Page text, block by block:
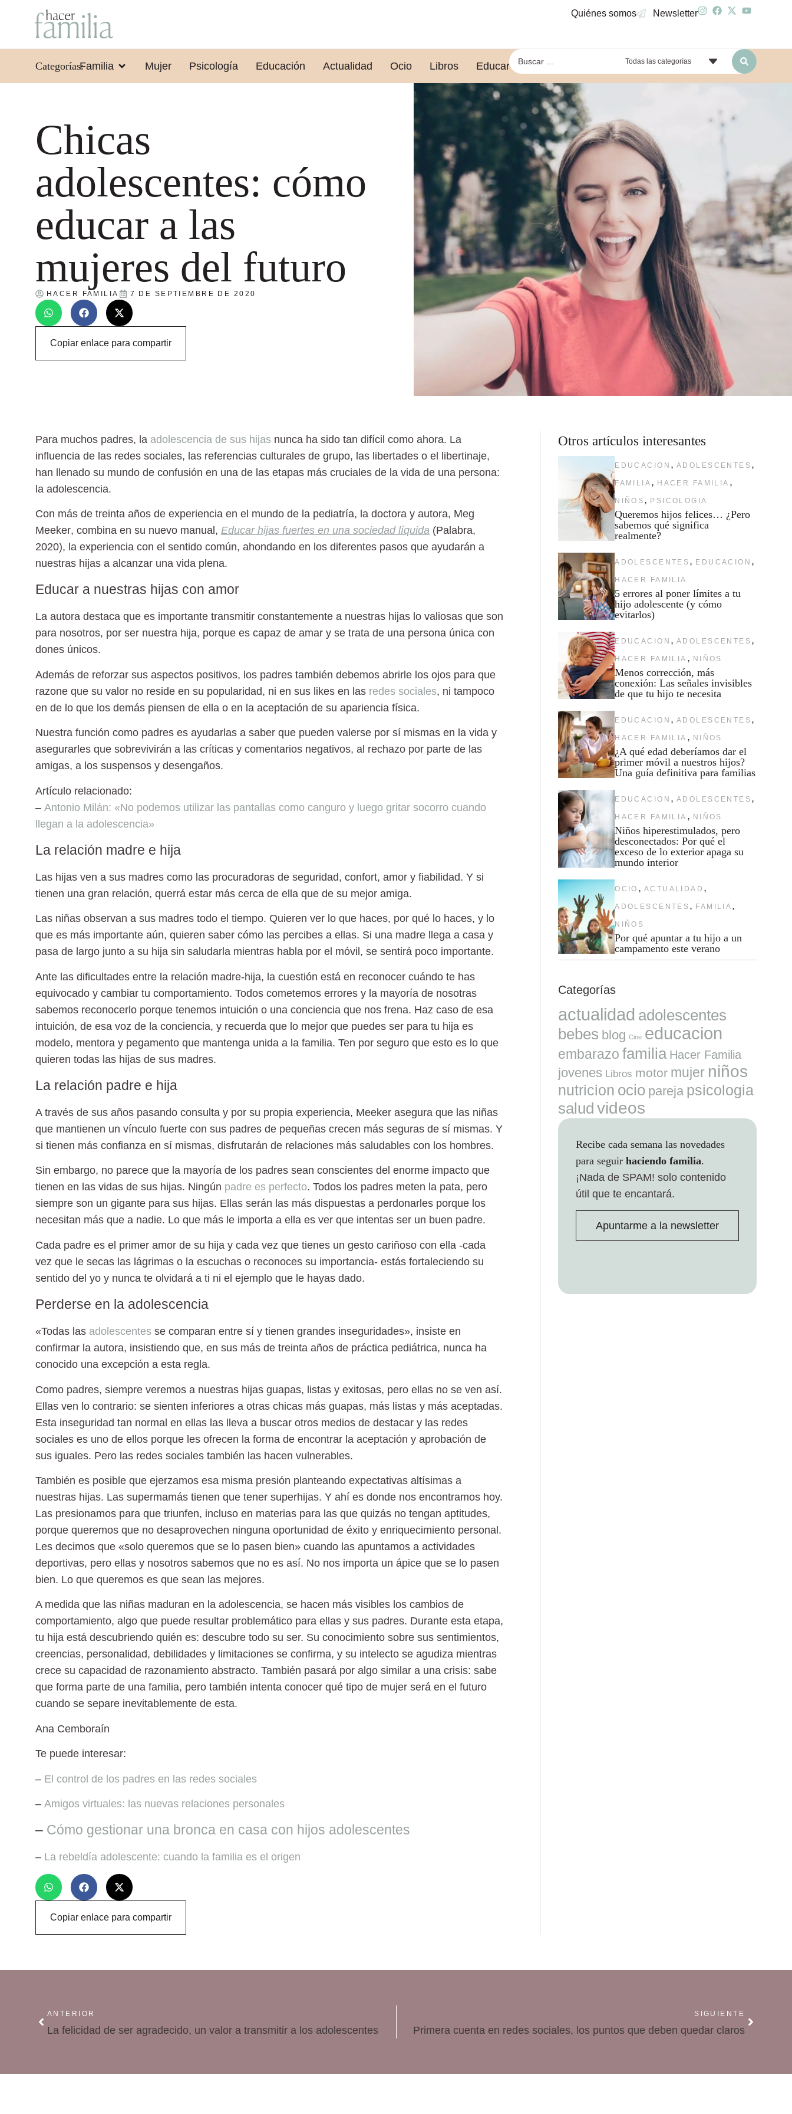
Quiénes somos Newsletter
Categorías:Familia Mujer Psicología Educación Actualidad Ocio Libros Educar leyendo Todas las categorías
Chicas
adolescentes: cómo
educar a las
mujeres del futuro
HACER FAMILIA 7 DE SEPTIEMBRE DE 2020
Copiar enlace para compartir
Para muchos padres, la adolescencia de sus hijas nunca ha sido tan difícil como ahora. La
influencia de las redes sociales, las referencias culturales de grupo, las libertades o el libertinaje,
han llenado su mundo de confusión en una de las etapas más cruciales de la vida de una persona:
la adolescencia.
Con más de treinta años de experiencia en el mundo de la pediatría, la doctora y autora, Meg
Meeker, combina en su nuevo manual, Educar hijas fuertes en una sociedad líquida (Palabra,
2020), la experiencia con el sentido común, ahondando en los diferentes pasos que ayudarán a
nuestras hijas a alcanzar una vida plena.
Educar a nuestras hijas con amor
La autora destaca que es importante transmitir constantemente a nuestras hijas lo valiosas que son
para nosotros, por ser nuestra hija, porque es capaz de amar y se trata de una persona única con
dones únicos.
Además de reforzar sus aspectos positivos, los padres también debemos abrirle los ojos para que
razone que su valor no reside en su popularidad, ni en sus likes en las redes sociales, ni tampoco
en de lo que los demás piensen de ella o en la aceptación de su apariencia física.
Nuestra función como padres es ayudarlas a saber que pueden valerse por sí mismas en la vida y
asegurarles que sobrevivirán a las críticas y comentarios negativos, al rechazo por parte de las
amigas, a los suspensos y desengaños.
Artículo relacionado:
– Antonio Milán: «No podemos utilizar las pantallas como canguro y luego gritar socorro cuando
llegan a la adolescencia»
La relación madre e hija
Las hijas ven a sus madres como las procuradoras de seguridad, confort, amor y fiabilidad. Y si
tienen una gran relación, querrá estar más cerca de ella que de su mejor amiga.
Las niñas observan a sus madres todo el tiempo. Quieren ver lo que haces, por qué lo haces, y lo
que es más importante aún, quieren saber cómo las percibes a ellas. Si una madre llega a casa y
pasa de largo junto a su hija sin saludarla mientras habla por el móvil, se sentirá poco importante.
Ante las dificultades entre la relación madre-hija, la cuestión está en reconocer cuándo te has
equivocado y cambiar tu comportamiento. Todos cometemos errores y la mayoría de nosotras
sabemos reconocerlo porque tenemos intuición o una conciencia que nos frena. Haz caso de esa
intuición, de esa voz de la conciencia, y recuerda que lo mejor que puedes ser para tu hija es
modelo, mentora y pegamento que mantenga unida a la familia. Ten por seguro que esto es lo que
quieren todas las hijas de sus madres.
La relación padre e hija
A través de sus años pasando consulta y por su propia experiencia, Meeker asegura que las niñas
que mantienen un vínculo fuerte con sus padres de pequeñas crecen más seguras de sí mismas. Y
si tienen más confianza en sí mismas, disfrutarán de relaciones más saludables con los hombres.
Sin embargo, no parece que la mayoría de los padres sean conscientes del enorme impacto que
tienen en las vidas de sus hijas. Ningún padre es perfecto. Todos los padres meten la pata, pero
siempre son un gigante para sus hijas. Ellas serán las más dispuestas a perdonarles porque los
necesitan más que a nadie. Lo que más le importa a ella es ver que intentas ser un buen padre.
Cada padre es el primer amor de su hija y cada vez que tienes un gesto cariñoso con ella -cada
vez que le secas las lágrimas o la escuchas o reconoces su importancia- estás fortaleciendo su
sentido del yo y nunca te olvidará a ti ni el ejemplo que le hayas dado.
Perderse en la adolescencia
«Todas las adolescentes se comparan entre sí y tienen grandes inseguridades», insiste en
confirmar la autora, insistiendo que, en sus más de treinta años de práctica pediátrica, nunca ha
conocido una excepción a esta regla.
Como padres, siempre veremos a nuestras hijas guapas, listas y exitosas, pero ellas no se ven así.
Ellas ven lo contrario: se sienten inferiores a otras chicas más guapas, más listas y más aceptadas.
Esta inseguridad tan normal en ellas las lleva a buscar otros medios de destacar y las redes
sociales es uno de ellos porque les ofrecen la forma de encontrar la aceptación y aprobación de
sus iguales. Pero las redes sociales también las hacen vulnerables.
También es posible que ejerzamos esa misma presión planteando expectativas altísimas a
nuestras hijas. Las supermamás tienen que tener superhijas. Y ahí es donde nos encontramos hoy.
Las presionamos para que triunfen, incluso en materias para las que quizás no tengan aptitudes,
porque queremos que no desaprovechen ninguna oportunidad de éxito y enriquecimiento personal.
Les decimos que «solo queremos que se lo pasen bien» cuando las apuntamos a actividades
deportivas, pero ellas y nosotros sabemos que no es así. No nos importa un ápice que se lo pasen
bien. Lo que queremos es que sean las mejores.
A medida que las niñas maduran en la adolescencia, se hacen más visibles los cambios de
comportamiento, algo que puede resultar problemático para ellas y sus padres. Durante esta etapa,
tu hija está descubriendo quién es: descubre todo su ser. Su conocimiento sobre sus sentimientos,
creencias, personalidad, debilidades y limitaciones se confirma, y su intelecto se agudiza mientras
crece su capacidad de razonamiento abstracto. También pasará por algo similar a una crisis: sabe
que forma parte de una familia, pero también intenta conocer qué tipo de mujer será en el futuro
cuando se separe inevitablemente de esta.
Ana Cemboraín
Te puede interesar:
– El control de los padres en las redes sociales
– Amigos virtuales: las nuevas relaciones personales
– Cómo gestionar una bronca en casa con hijos adolescentes
– La rebeldía adolescente: cuando la familia es el origen
Copiar enlace para compartir
Otros artículos interesantes
EDUCACION , ADOLESCENTES ,
FAMILIA , HACER FAMILIA ,
NIÑOS , PSICOLOGIA
Queremos hijos felices… ¿Pero
sabemos qué significa
realmente?
ADOLESCENTES , EDUCACION ,
HACER FAMILIA
5 errores al poner límites a tu
hijo adolescente (y cómo
evitarlos)
EDUCACION , ADOLESCENTES ,
HACER FAMILIA , NIÑOS
Menos corrección, más
conexión: Las señales invisibles
de que tu hijo te necesita
EDUCACION , ADOLESCENTES ,
HACER FAMILIA , NIÑOS
¿A qué edad deberíamos dar el
primer móvil a nuestros hijos?
Una guía definitiva para familias
EDUCACION , ADOLESCENTES ,
HACER FAMILIA , NIÑOS
Niños hiperestimulados, pero
desconectados: Por qué el
exceso de lo exterior apaga su
mundo interior
OCIO , ACTUALIDAD ,
ADOLESCENTES , FAMILIA ,
NIÑOS
Por qué apuntar a tu hijo a un
campamento este verano
Categorías
actualidad adolescentes
bebes blog Cine educacion
embarazo familia Hacer Familia
jovenes Libros motor mujer niños
nutricion ocio pareja psicologia
salud videos
Recibe cada semana las novedades
para seguir haciendo familia.
¡Nada de SPAM! solo contenido
útil que te encantará.
Apuntarme a la newsletter
ANTERIOR
La felicidad de ser agradecido, un valor a transmitir a los adolescentes
SIGUIENTE
Primera cuenta en redes sociales, los puntos que deben quedar claros